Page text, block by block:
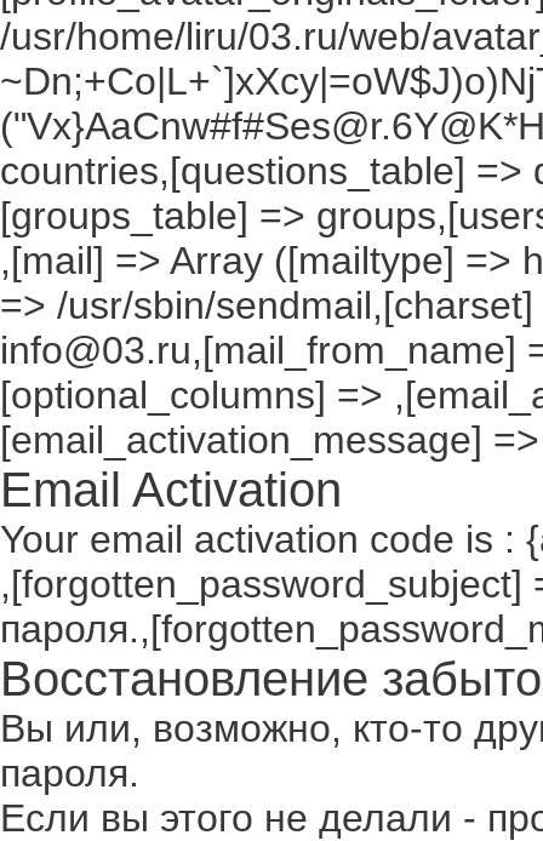
/usr/home/liru/03.ru/web/
countries,[questions_table]
[groups_table] =>
,[mail] => Array ([mailtype] =>
=> /usr/sbin/
info@03.ru,[mail_from_name]
[optional_columns] =>
[email_activation_message] =>
Email Activation
Your email activation code is :
,[forgotten_password_subject]
Восстановление
Вы или, возможно, кто-то
пароля.
Если вы этого не делали -